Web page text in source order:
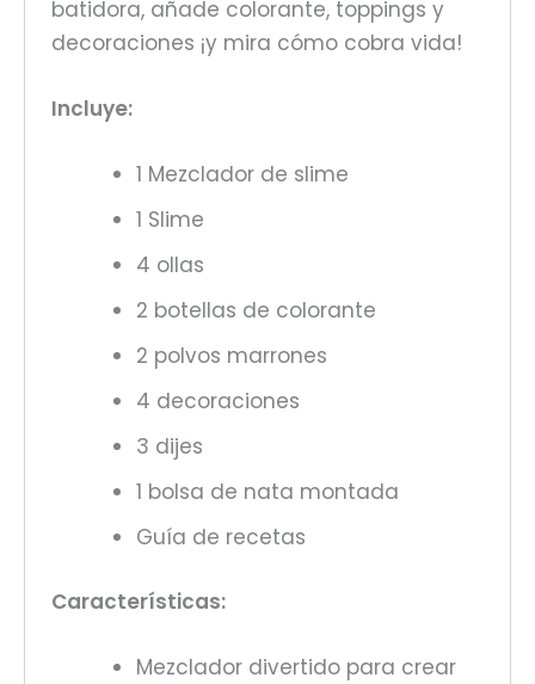
batidora, añade colorante, toppings y
decoraciones ¡y mira cómo cobra vida!
Incluye:
1 Mezclador de slime
1 Slime
4 ollas
2 botellas de colorante
2 polvos marrones
4 decoraciones
3 dijes
1 bolsa de nata montada
Guía de recetas
Características:
Mezclador divertido para crear